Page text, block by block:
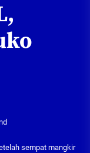
sempat mangkir